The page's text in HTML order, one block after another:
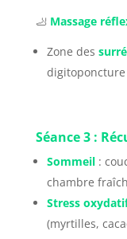
🦶 Massage
Zone des
Séance 3 :
Sommeil:
chambre
Stress
(myrtilles,